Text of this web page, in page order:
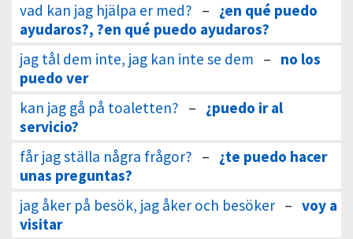
vad kan jag hjälpa er med? – ¿en qué puedo
ayudaros?, ?en qué puedo ayudaros?
jag tål dem inte, jag kan inte se dem – no los
puedo ver
kan jag gå på toaletten? – ¿puedo ir al
servicio?
får jag ställa några frågor? – ¿te puedo hacer
unas preguntas?
jag åker på besök, jag åker och besöker – voy a
visitar